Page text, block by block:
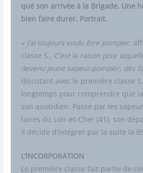
qué son arri­vée à la Bri­gade. Une
bien faire durer. Portrait.
« J’ai tou­jours vou­lu être pom­pier,
classe S.. C’est la rai­son pour
deve­nu jeune sapeur-pom­pier, dès
dis­cu­tant avec le pre­mière classe
long­temps pour com­prendre que
son quo­ti­dien. Pas­sé par les
taires du Loir-et-Cher (41), son
il décide d’intégrer par la suite la
L’INCORPORATION
Le pre­mière classe fait par­tie de